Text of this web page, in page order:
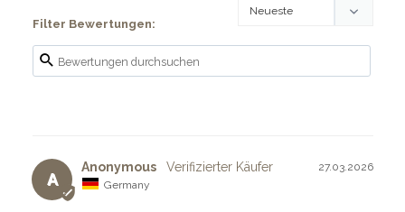
Filter Bewertungen:
A
27.03.2026
Anonymous
Germany